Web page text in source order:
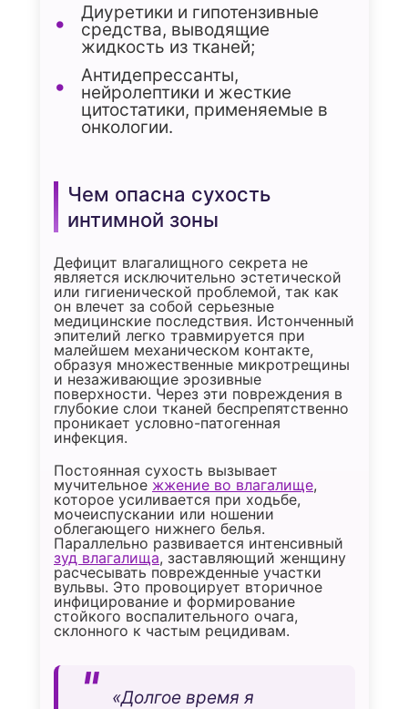
Диуретики и гипотензивные
средства, выводящие
жидкость из тканей;
Антидепрессанты,
нейролептики и жесткие
цитостатики, применяемые в
онкологии.
Чем опасна сухость
интимной зоны
Дефицит влагалищного секрета не
является исключительно эстетической
или гигиенической проблемой, так как
он влечет за собой серьезные
медицинские последствия. Истонченный
эпителий легко травмируется при
малейшем механическом контакте,
образуя множественные микротрещины
и незаживающие эрозивные
поверхности. Через эти повреждения в
глубокие слои тканей беспрепятственно
проникает условно-патогенная
инфекция.
Постоянная сухость вызывает
мучительное жжение во влагалище,
которое усиливается при ходьбе,
мочеиспускании или ношении
облегающего нижнего белья.
Параллельно развивается интенсивный
зуд влагалища, заставляющий женщину
расчесывать поврежденные участки
вульвы. Это провоцирует вторичное
инфицирование и формирование
стойкого воспалительного очага,
склонного к частым рецидивам.
«Долгое время я